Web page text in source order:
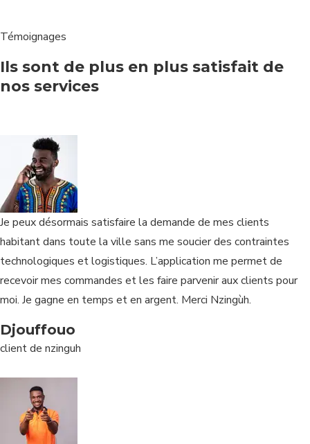
Témoignages
Ils sont de plus en plus satisfait de
nos services
Je peux désormais satisfaire la demande de mes clients
habitant dans toute la ville sans me soucier des contraintes
technologiques et logistiques. L’application me permet de
recevoir mes commandes et les faire parvenir aux clients pour
moi. Je gagne en temps et en argent. Merci Nzingùh.
Djouffouo
client de nzinguh